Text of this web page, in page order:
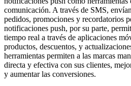
comunicación. A través de SMS,
pedidos, promociones y recordatorios
notificaciones push, por su parte,
tiempo real a través de aplicaciones
productos, descuentos, y
herramientas permiten a las marcas
directa y efectiva con sus clientes,
y aumentar las conversiones.